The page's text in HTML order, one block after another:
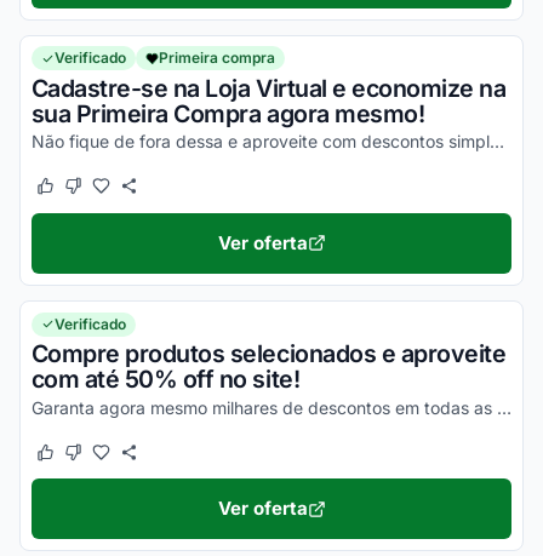
Verificado Primeira compra
Cadastre-se na Loja Virtual e economize na
sua Primeira Compra agora mesmo!
Não fique de fora dessa e aproveite com descontos simplesmente incríveis!
Este cupom funcionou
Este cupom não funcionou
Ver oferta
Verificado
Compre produtos selecionados e aproveite
com até 50% off no site!
Garanta agora mesmo milhares de descontos em todas as suas compras e economize de uma forma simples!
Este cupom funcionou
Este cupom não funcionou
Ver oferta